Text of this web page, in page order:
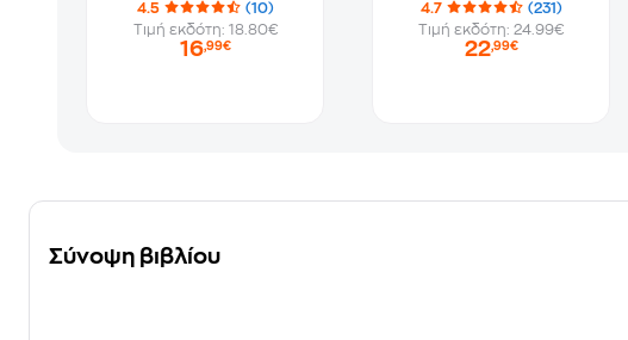
4.5
(10)
Τιμή εκδότη: 18.80€
16,99€
4.7
(231)
Τιμή εκδότη: 24.99€
22,99€
Σύνοψη βιβλίου